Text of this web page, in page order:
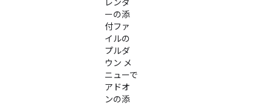
レンダ
ーの添
付ファ
イルの
プルダ
ウン メ
ニューで
アドオ
ンの添